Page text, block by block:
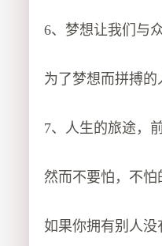
6、梦想让我们与
为了梦想而拼搏的
7、人生的旅途，
然而不要怕，不怕
如果你拥有别人没